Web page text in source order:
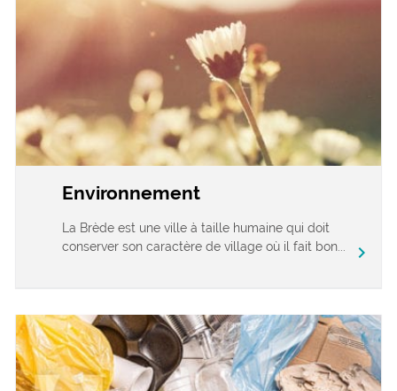
Environnement
La Brède est une ville à taille humaine qui doit
conserver son caractère de village où il fait bon...
chevron_right